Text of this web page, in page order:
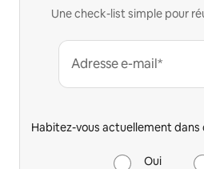
Une check-list simple pour
Adresse e-mail*
Habitez-vous actuellement dans
Oui